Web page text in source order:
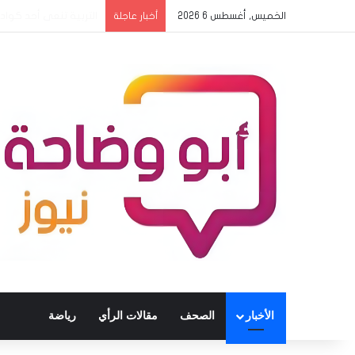
الخميس, أغسطس 6 2026 أخبار عاجلة
الأخبار الصحف مقالات الرأي رياضة